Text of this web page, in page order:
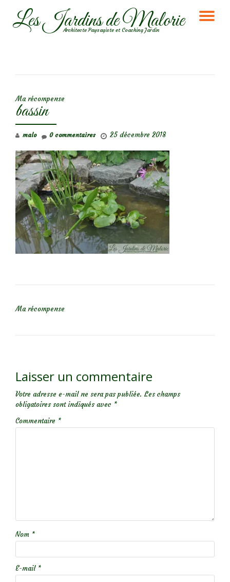
AllerLes Jardins de Malorie
Architecte Paysagiste et Coaching Jardin
Ma récompense
bassin
malo 25 décembre 2018
0 commentaires
Ma récompense
Laisser un commentaire
Votre adresse e-mail ne sera pas publiée. Les champs
obligatoires sont indiqués avec *
Commentaire *
Nom *
E-mail *